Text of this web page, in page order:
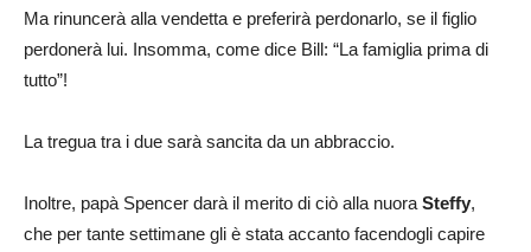
Ma rinuncerà alla vendetta e preferirà perdonarlo, se il figlio
perdonerà lui. Insomma, come dice Bill: “La famiglia prima di
tutto”!
La tregua tra i due sarà sancita da un abbraccio.
Inoltre, papà Spencer darà il merito di ciò alla nuora Steffy,
che per tante settimane gli è stata accanto facendogli capire